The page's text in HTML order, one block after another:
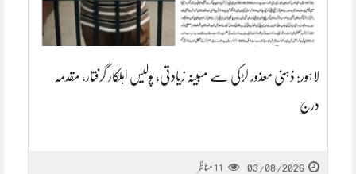
لاہور: ذہنی معذور لڑکی سے مبینہ زیادتی، پولیس اہلکار گرفتار، مقدمہ
درج
03/08/2026
11 مناظر